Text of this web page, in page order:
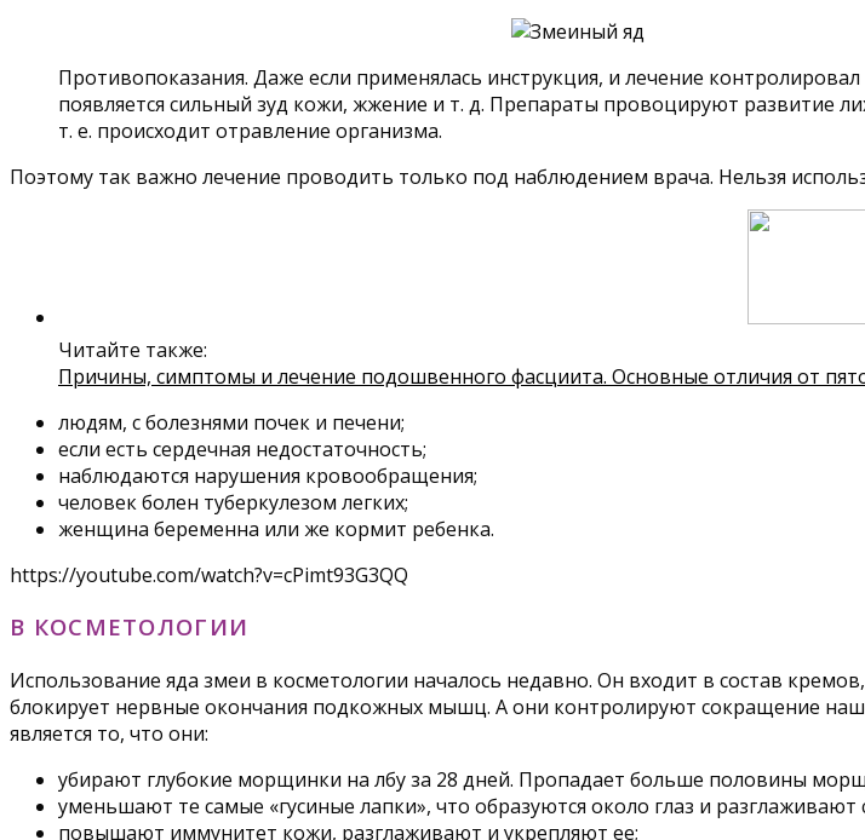
Противопоказания. Даже если применялась инструкция, и лечение
появляется сильный зуд кожи, жжение и т. д. Препараты провоцируют развитие
т. е. происходит отравление организма.
Поэтому так важно лечение проводить только под наблюдением врача. Нельзя
Читайте также:
Причины, симптомы и лечение подошвенного фасциита. Основные отличия от
людям, с болезнями почек и печени;
если есть сердечная недостаточность;
наблюдаются нарушения кровообращения;
человек болен туберкулезом легких;
женщина беременна или же кормит ребенка.
https://youtube.com/watch?v=cPimt93G3QQ
В КОСМЕТОЛОГИИ
Использование яда змеи в косметологии началось недавно. Он входит в состав
блокирует нервные окончания подкожных мышц. А они контролируют сокращение
является то, что они:
убирают глубокие морщинки на лбу за 28 дней. Пропадает больше половины
уменьшают те самые «гусиные лапки», что образуются около глаз и разглаживают
повышают иммунитет кожи, разглаживают и укрепляют ее;